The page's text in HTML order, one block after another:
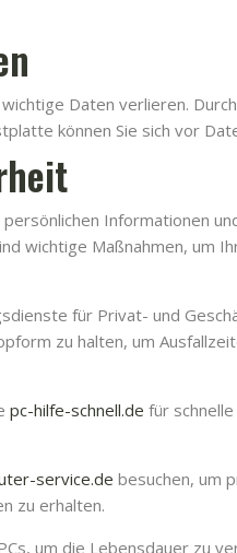
Daten verlieren.
können Sie sich vor
Informationen
wichtige Maßnahmen, um
für Privat- und
zu halten, um
pc-hilfe-schnell.de für
service.de besuchen, um
zu erhalten.
um die Lebensdauer zu